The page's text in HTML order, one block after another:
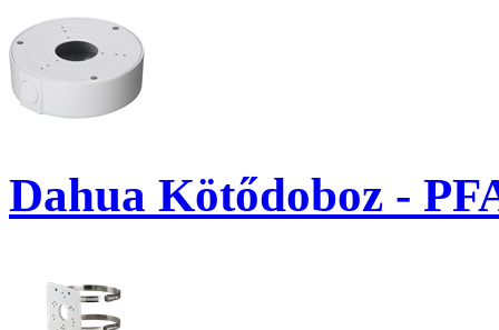
Dahua Kötődoboz -